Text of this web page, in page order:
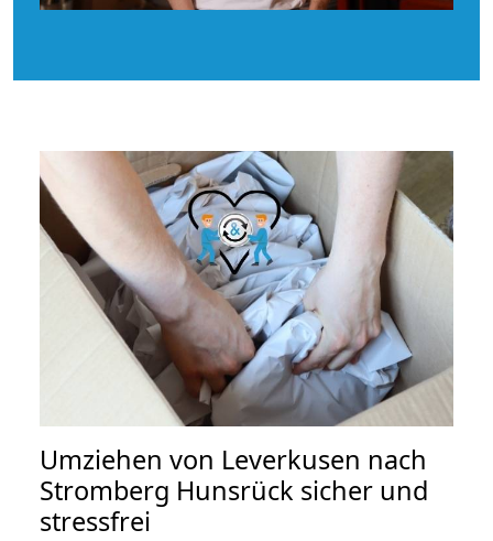
Umziehen von Leverkusen nach
Stromberg Hunsrück sicher und
stressfrei